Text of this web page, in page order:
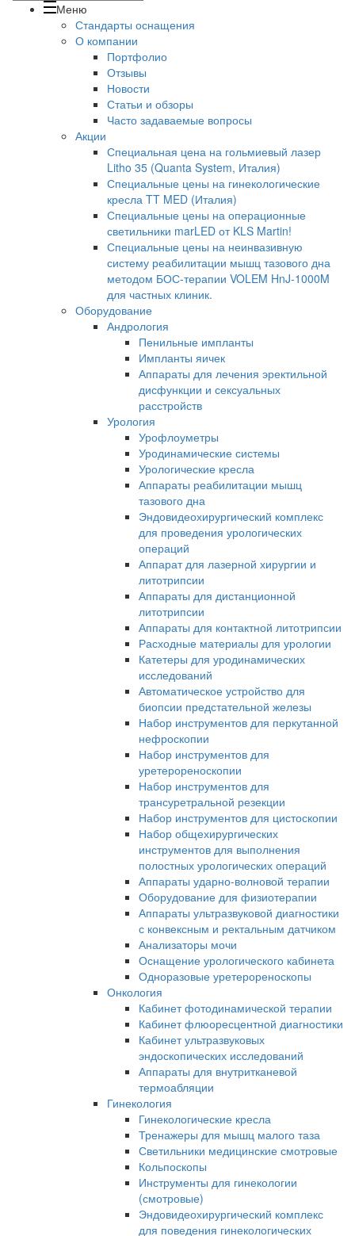
Меню
Стандарты оснащения
О компании
Портфолио
Отзывы
Новости
Статьи и обзоры
Часто задаваемые вопросы
Акции
Специальная цена на гольмиевый лазер
Litho 35 (Quanta System, Италия)
Специальные цены на гинекологические
кресла TT MED (Италия)
Специальные цены на операционные
светильники marLED от KLS Martin!
Специальные цены на неинвазивную
систему реабилитации мышц тазового дна
методом БОС-терапии VOLEM HnJ-1000M
для частных клиник.
Оборудование
Андрология
Пенильные импланты
Импланты яичек
Аппараты для лечения эректильной
дисфункции и сексуальных
расстройств
Урология
Урофлоуметры
Уродинамические системы
Урологические кресла
Аппараты реабилитации мышц
тазового дна
Эндовидеохирургический комплекс
для проведения урологических
операций
Аппарат для лазерной хирургии и
литотрипсии
Аппараты для дистанционной
литотрипсии
Аппараты для контактной литотрипсии
Расходные материалы для урологии
Катетеры для уродинамических
исследований
Автоматическое устройство для
биопсии предстательной железы
Набор инструментов для перкутанной
нефроскопии
Набор инструментов для
уретерореноскопии
Набор инструментов для
трансуретральной резекции
Набор инструментов для цистоскопии
Набор общехирургических
инструментов для выполнения
полостных урологических операций
Аппараты ударно-волновой терапии
Оборудование для физиотерапии
Аппараты ультразвуковой диагностики
с конвексным и ректальным датчиком
Анализаторы мочи
Оснащение урологического кабинета
Одноразовые уретерореноскопы
Онкология
Кабинет фотодинамической терапии
Кабинет флюоресцентной диагностики
Кабинет ультразвуковых
эндоскопических исследований
Аппараты для внутритканевой
термоабляции
Гинекология
Гинекологические кресла
Тренажеры для мышц малого таза
Светильники медицинские смотровые
Кольпоскопы
Инструменты для гинекологии
(смотровые)
Эндовидеохирургический комплекс
для поведения гинекологических